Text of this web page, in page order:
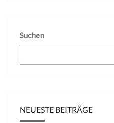
Suchen
NEUESTE BEITRÄGE